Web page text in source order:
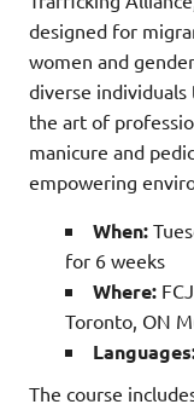
designed for
women and
diverse individuals
the art of
manicure and
empowering
When:
for 6 weeks
Where:
Toronto, ON
The course